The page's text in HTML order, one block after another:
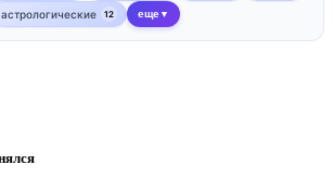
астрологические 12 еще ▼